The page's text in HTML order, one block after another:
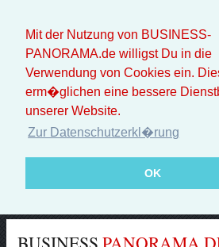
Mit der Nutzung von BUSINESS-
PANORAMA.de willigst Du in die
Verwendung von Cookies ein.
erm�glichen eine bessere
unserer Website.
Zur Datenschutzerkl�rung
OK